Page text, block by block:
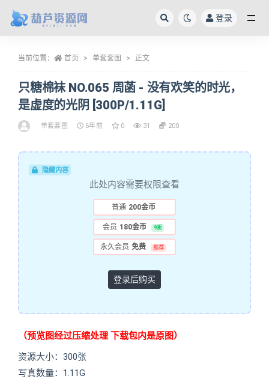
登录
当前位置： 首页 单套套图 正文
只糖棉袜 NO.065 周菡 - 没有欢笑的时光，
是虚度的光阴 [300P/1.11G]
单套套图 6年前 0 31 200
隐藏内容
此处内容需要权限查看
普通 200金币
会员 180金币 9折
永久会员 免费 推荐
登录后购买
（预览图经过压缩处理 下载包内是原图）
资源大小：300张
写真数量：1.11G